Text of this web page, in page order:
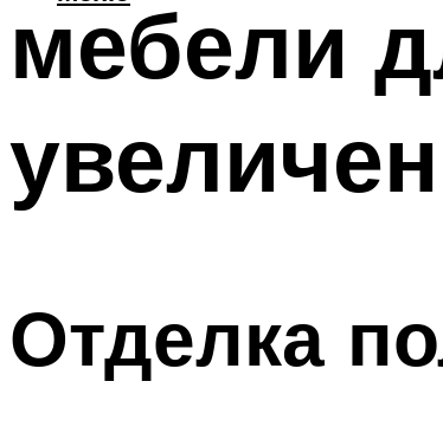
мебели
Отделка